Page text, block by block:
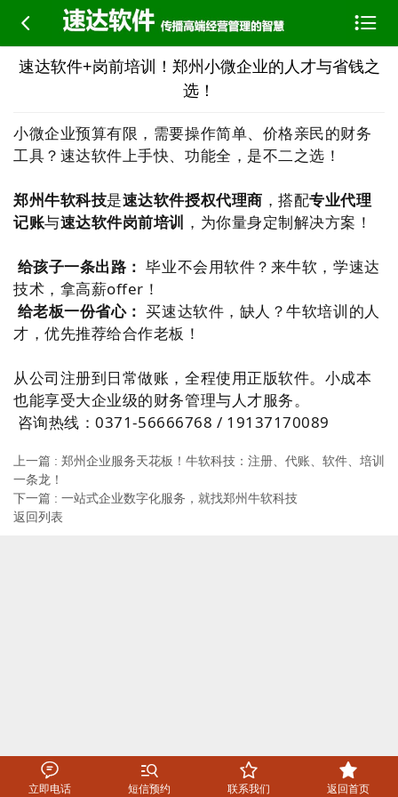
 
速达软件+岗前培训！郑州小微企业的人才与省钱之
选！
小微企业预算有限，需要操作简单、价格亲民的财务
工具？速达软件上手快、功能全，是不二之选！
郑州牛软科技是速达软件授权代理商 ，搭配专业代理
记账与速达软件岗前培训 ，为你量身定制解决方案！
给孩子一条出路： 毕业不会用软件？来牛软，学速达
技术，拿高薪offer！
给老板一份省心： 买速达软件，缺人？牛软培训的人
才，优先推荐给合作老板！
从公司注册到日常做账，全程使用正版软件。小成本
也能享受大企业级的财务管理与人才服务。
咨询热线：0371-56666768 / 19137170089
上一篇 : 郑州企业服务天花板！牛软科技：注册、代账、软件、培训
一条龙！
下一篇 : 一站式企业数字化服务，就找郑州牛软科技
返回列表

立即电话

短信预约

联系我们

返回首页